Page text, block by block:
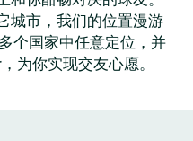
城市，我们的位置漫游
个国家中任意定位，并
为你实现交友心愿。